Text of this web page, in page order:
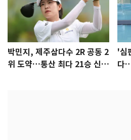
박민지, 제주삼다수 2R 공동 2
위 도약…통산 최다 21승 신기
'심
다